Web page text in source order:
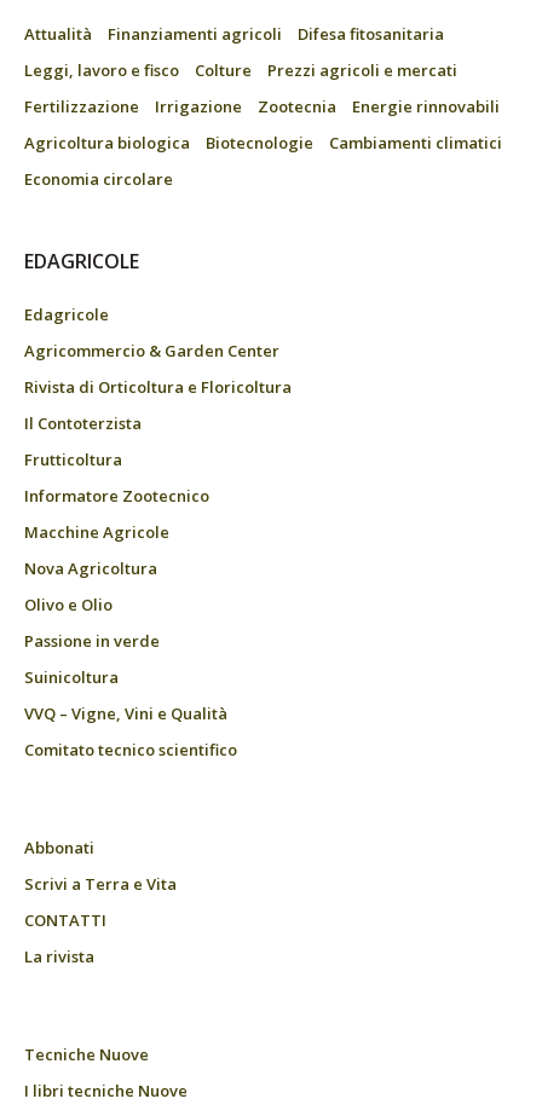
Attualità Finanziamenti agricoli
Difesa fitosanitaria
Leggi, lavoro e fisco
Colture
Prezzi agricoli e mercati
Fertilizzazione
Irrigazione Zootecnia
Energie rinnovabili
Agricoltura biologica
Biotecnologie
Cambiamenti climatici
Economia circolare
EDAGRICOLE
Edagricole
Agricommercio & Garden Center
Rivista di Orticoltura e Floricoltura
Il Contoterzista
Frutticoltura
Informatore Zootecnico
Macchine Agricole
Nova Agricoltura
Olivo e Olio
Passione in verde
Suinicoltura
VVQ – Vigne, Vini e Qualità
Comitato tecnico scientifico
Abbonati
Scrivi a Terra e Vita
CONTATTI
La rivista
Tecniche Nuove
I libri tecniche Nuove